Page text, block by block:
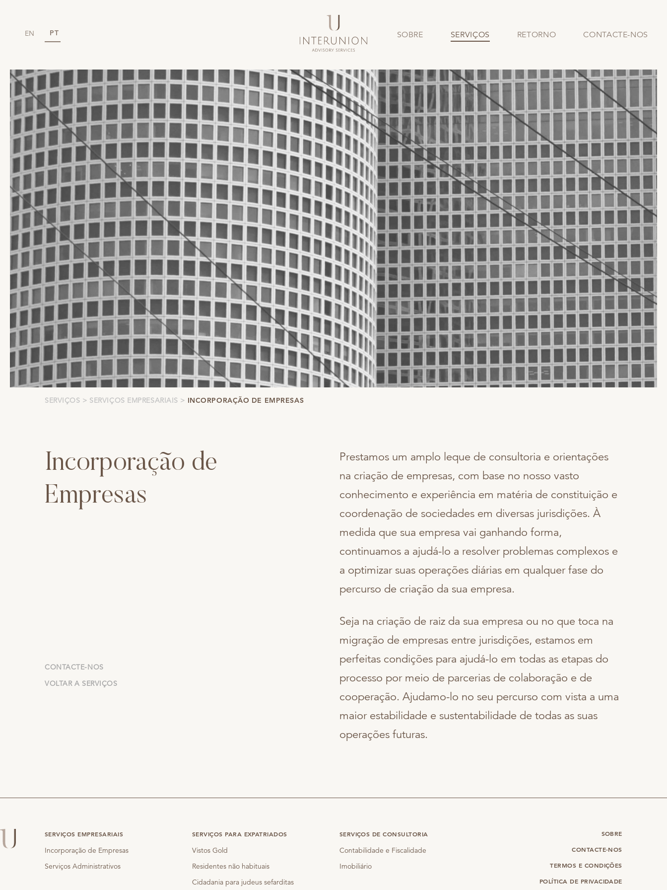
SOBRE SERVIÇOS RETORNO CONTACTE-NOS
SERVIÇOS SERVIÇOS EMPRESARIAIS INCORPORAÇÃO DE EMPRESAS
Incorporação de
Empresas
CONTACTE-NOS
VOLTAR A SERVIÇOS
Prestamos um amplo leque de consultoria e orientações
na criação de empresas, com base no nosso vasto
conhecimento e experiência em matéria de constituição e
coordenação de sociedades em diversas jurisdições. À
medida que sua empresa vai ganhando forma,
continuamos a ajudá-lo a resolver problemas complexos e
a optimizar suas operações diárias em qualquer fase do
percurso de criação da sua empresa.
Seja na criação de raiz da sua empresa ou no que toca na
migração de empresas entre jurisdições, estamos em
perfeitas condições para ajudá-lo em todas as etapas do
processo por meio de parcerias de colaboração e de
cooperação. Ajudamo-lo no seu percurso com vista a uma
maior estabilidade e sustentabilidade de todas as suas
operações futuras.
SERVIÇOS EMPRESARIAIS
Incorporação de Empresas
Serviços Administrativos
SERVIÇOS PARA EXPATRIADOS
Vistos Gold
Residentes não habituais
Cidadania para judeus sefarditas
SERVIÇOS DE CONSULTORIA
Contabilidade e Fiscalidade
Imobiliário
SOBRE
CONTACTE-NOS
TERMOS E CONDIÇÕES
POLÍTICA DE PRIVACIDADE